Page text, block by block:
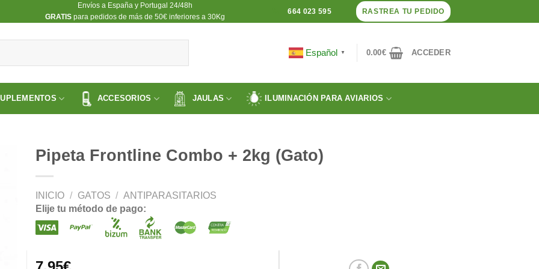
Envíos a España y Portugal 24/48h
​GRATISpara pedidos de más de 50€ inferiores a 30Kg
664 023 595 RASTREA TU PEDIDO
Español ▼ 0.00€ ACCEDER
ACCESORIOS JAULAS ILUMINACIÓN PARA AVIARIOS
Pipeta Frontline Combo + 2kg (Gato)
INICIO / GATOS / ANTIPARASITARIOS
Elije tu método de pago: